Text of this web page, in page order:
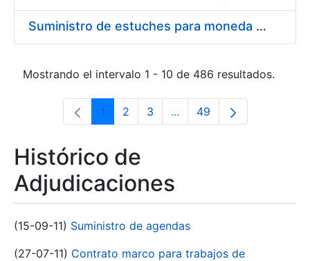
Suministro de estuches para moneda de 30 €
Mostrando el intervalo 1 - 10 de 486 resultados.
Página
1 Página
2 Página
3 ...Páginas intermedias Use
Página
49
Histórico de
Adjudicaciones
(15-09-11) Suministro de agendas
(27-07-11) Contrato marco para trabajos de